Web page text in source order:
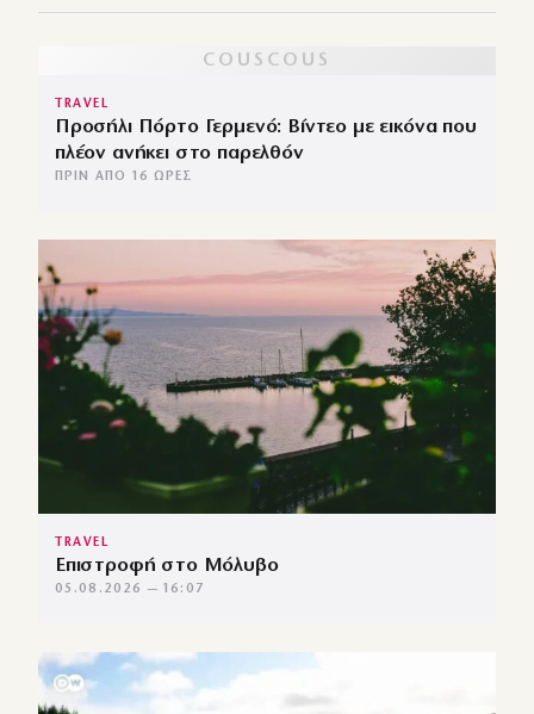
TRAVEL
Προσήλι Πόρτο Γερμενό: Βίντεο με εικόνα που
πλέον ανήκει στο παρελθόν
ΠΡΙΝ ΑΠΌ 16 ΏΡΕΣ
TRAVEL
Επιστροφή στο Μόλυβο
05.08.2026 — 16:07